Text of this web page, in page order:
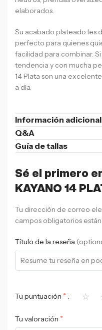
elaborados.
Su acabado plateado les
perfecto para quienes
facilidad para combinar.
tendencia y con mucha
14 Plata son una
a día.
Información adicional
Q&A
Guía de tallas
Sé el primero
KAYANO 14
Tu dirección de correo
campos obligatorios
Título de la reseña
Tu puntuación * ⭐
Tu valoración *